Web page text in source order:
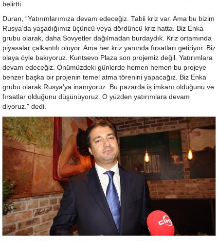
belirtti.
Duran, “Yatırımlarımıza devam edeceğiz. Tabii kriz var. Ama bu bizim
Rusya’da yaşadığımız üçüncü veya dördüncü kriz hatta. Biz Enka
grubu olarak, daha Sovyetler dağılmadan burdaydık. Kriz ortamında
piyasalar çalkantılı oluyor. Ama her kriz yanında fırsatları getiriyor. Biz
olaya öyle bakıyoruz. Kuntsevo Plaza son projemiz değil. Yatırımlara
devam edeceğiz. Önümüzdeki günlerde hemen hemen bu projeye
benzer başka bir projenin temel atma törenini yapacağız. Biz Enka
grubu olarak Rusya’ya inanıyoruz. Bu pazarda iş imkanı olduğunu ve
fırsatlar olduğunu düşünüyoruz. O yüzden yatırımlara devam
diyoruz.” dedi.